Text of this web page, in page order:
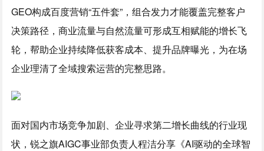
GEO构成百度营销“五件套”，组合发力才能覆盖完整客户
决策路径，商业流量与自然流量可形成互相赋能的增长飞
轮，帮助企业持续降低获客成本、提升品牌曝光，为在场
企业理清了全域搜索运营的完整思路。
面对国内市场竞争加剧、企业寻求第二增长曲线的行业现
状，锐之旗AIGC事业部负责人程洁分享《AI驱动的全球智